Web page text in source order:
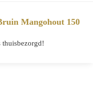
Mangohout 150
thuisbezorgd!